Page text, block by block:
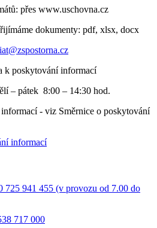
přes www.uschovna.cz
dokumenty: pdf, xlsx, docx
k poskytování informací
– pátek 8:00 – 14:30 hod.
- viz Směrnice o poskytování
informací
725 941 455 (v provozu od 7.00 do
717 000